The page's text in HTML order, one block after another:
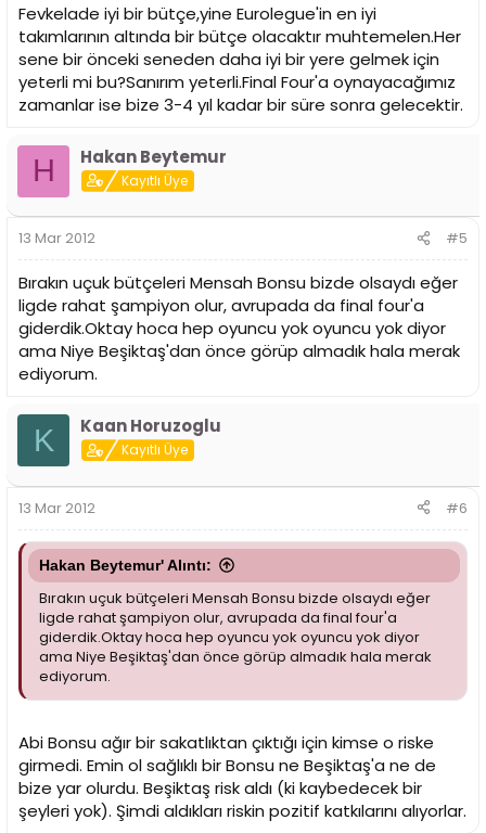
Fevkelade iyi bir bütçe,yine Eurolegue'in en iyi
takımlarının altında bir bütçe olacaktır muhtemelen.Her
sene bir önceki seneden daha iyi bir yere gelmek için
yeterli mi bu?Sanırım yeterli.Final Four'a oynayacağımız
zamanlar ise bize 3-4 yıl kadar bir süre sonra gelecektir.
H Hakan Beytemur
Kayıtlı Üye
13 Mar 2012 #5
Bırakın uçuk bütçeleri Mensah Bonsu bizde olsaydı eğer
ligde rahat şampiyon olur, avrupada da final four'a
giderdik.Oktay hoca hep oyuncu yok oyuncu yok diyor
ama Niye Beşiktaş'dan önce görüp almadık hala merak
ediyorum.
K Kaan Horuzoglu
Kayıtlı Üye
13 Mar 2012 #6
Hakan Beytemur' Alıntı:
Bırakın uçuk bütçeleri Mensah Bonsu bizde olsaydı eğer
ligde rahat şampiyon olur, avrupada da final four'a
giderdik.Oktay hoca hep oyuncu yok oyuncu yok diyor
ama Niye Beşiktaş'dan önce görüp almadık hala merak
ediyorum.
Abi Bonsu ağır bir sakatlıktan çıktığı için kimse o riske
girmedi. Emin ol sağlıklı bir Bonsu ne Beşiktaş'a ne de
bize yar olurdu. Beşiktaş risk aldı (ki kaybedecek bir
şeyleri yok). Şimdi aldıkları riskin pozitif katkılarını alıyorlar.